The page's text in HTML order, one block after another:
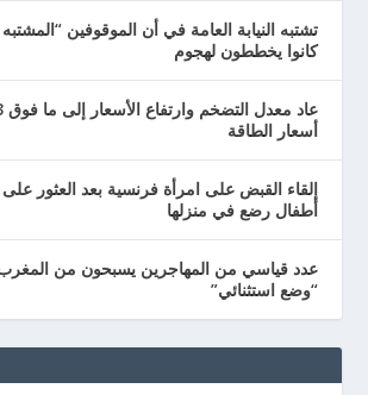
تشتبه النيابة العامة في أن الموقوفين
كانوا يخططون لهجوم
أسعار الطاقة
إلقاء القبض على امرأة فرنسية بعد العثور
أطفال رضع في منزلها
عدد قياسي من المهاجرين يسبحون من المغرب
“وضع استثنائي”